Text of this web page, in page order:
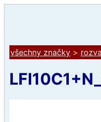
všechny značky >